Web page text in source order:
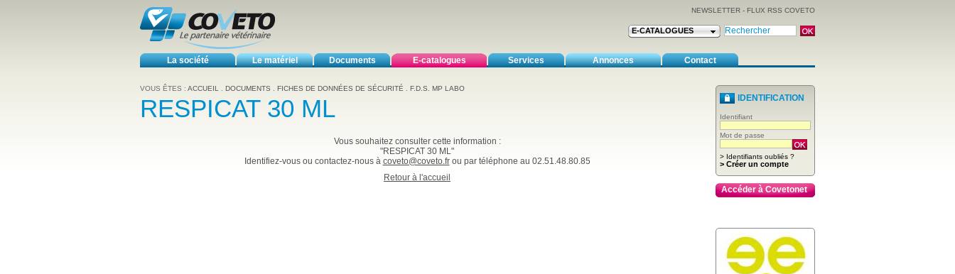
NEWSLETTER - FLUX RSS COVETO
E-CATALOGUES
La société Le matériel Documents E-catalogues Services Annonces Contact
VOUS ÊTES : ACCUEIL DOCUMENTS FICHES DE DONNÉES DE SÉCURITÉ F.D.S. MP LABO
RESPICAT 30 ML
Vous souhaitez consulter cette information :
"RESPICAT 30 ML"
Identifiez-vous ou contactez-nous à coveto@coveto.frou par téléphone au 02.51.48.80.85
Retour à l'accueil
IDENTIFICATION
Identifiant
Mot de passe
> Identifiants oubliés ?
> Créer un compte
Accéder à Covetonet